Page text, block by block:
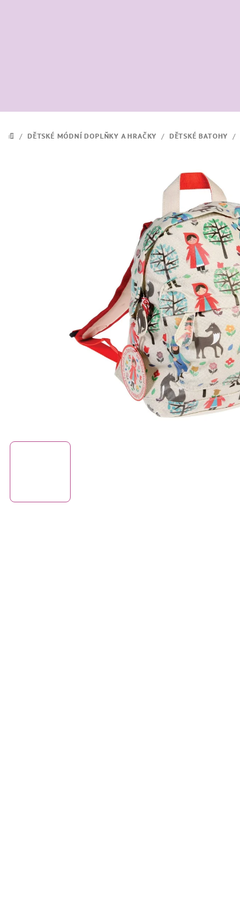
DOMŮ
/ DĚTSKÉ MÓDNÍ DOPLŇKY A HRAČKY / DĚTSKÉ BATOHY /